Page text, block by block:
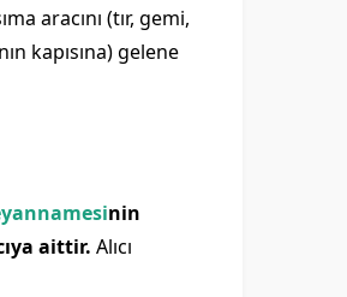
aracını (tır, gemi,
kapısına) gelene
nin
aittir. Alıcı